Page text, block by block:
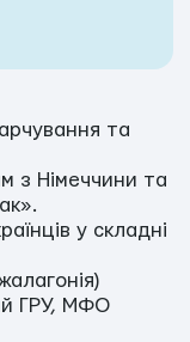
та
з Німеччини та
у складні
ГРУ, МФО